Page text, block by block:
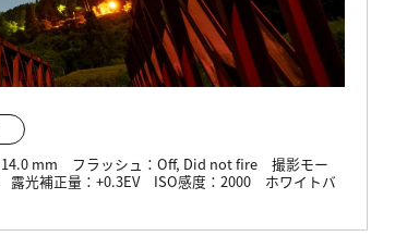
14.0 mm フラッシュ： Off, Did not fire
撮影モー
露光補正量： +0.3EV ISO感度： 2000
ホワイトバ